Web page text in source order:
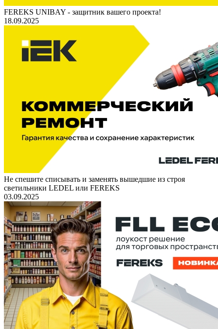
FEREKS UNIBAY - защитник вашего проекта!
18.09.2025
Не спешите списывать и заменять вышедшие из строя
светильники LEDEL или FEREKS
03.09.2025